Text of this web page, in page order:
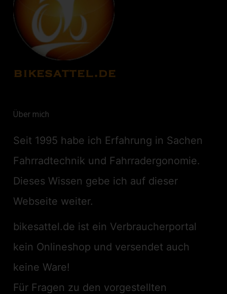
Über mich
Seit 1995 habe ich Erfahrung in Sachen
Fahrradtechnik und Fahrradergonomie.
Dieses Wissen gebe ich auf dieser
Webseite weiter.
bikesattel.de ist ein Verbraucherportal
kein Onlineshop und versendet auch
keine Ware!
Für Fragen zu den vorgestellten